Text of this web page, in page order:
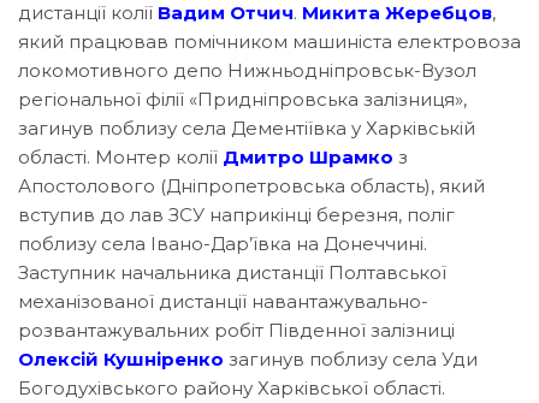
дистанції колії Вадим Отчич. Микита Жеребцов,
який працював помічником машиніста електровоза
локомотивного депо Нижньодніпровськ-Вузол
регіональної філії «Придніпровська залізниця»,
загинув поблизу села Дементіївка у Харківській
області. Монтер колії Дмитро Шрамко з
Апостолового (Дніпропетровська область), який
вступив до лав ЗСУ наприкінці березня, поліг
поблизу села Івано-Дар’ївка на Донеччині.
Заступник начальника дистанції Полтавської
механізованої дистанції навантажувально-
розвантажувальних робіт Південної залізниці
Олексій Кушніренко загинув поблизу села Уди
Богодухівського району Харківської області.